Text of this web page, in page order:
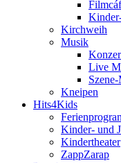
Kirchweih
Musik
Live
Kneipen
Hits4Kids
Kinder- und
Kindertheater
ZappZarap